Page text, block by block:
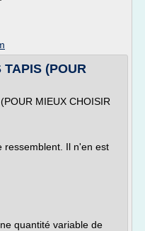
TAPIS (POUR
MIEUX CHOISIR
ressemblent. Il n'en est
quantité variable de